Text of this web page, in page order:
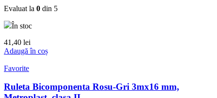
Evaluat la 0 din 5
În stoc
41,40 lei
Adaugă în coș
Favorite
Ruleta Bicomponenta Rosu-Gri 3mx16 mm,